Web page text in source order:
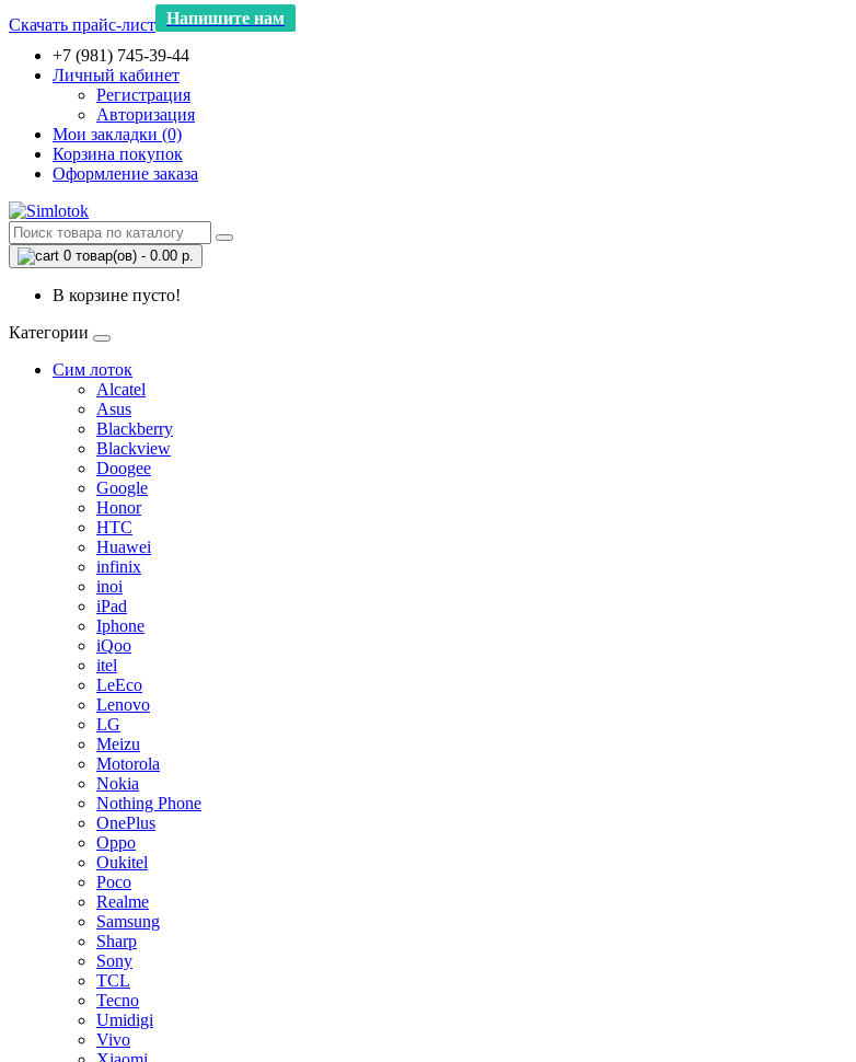
Скачать прайс-лист Напишите нам
+7 (981) 745-39-44
Личный кабинет
Регистрация
Авторизация
Мои закладки (0)
Корзина покупок
Оформление заказа
0 товар(ов) - 0.00 р.
В корзине пусто!
Категории
Сим лоток
Alcatel
Asus
Blackberry
Blackview
Doogee
Google
Honor
HTC
Huawei
infinix
inoi
iPad
Iphone
iQoo
itel
LeEco
Lenovo
LG
Meizu
Motorola
Nokia
Nothing Phone
OnePlus
Oppo
Oukitel
Poco
Realme
Samsung
Sharp
Sony
TCL
Tecno
Umidigi
Vivo